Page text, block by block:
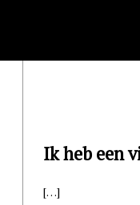
Ik heb een
[…]